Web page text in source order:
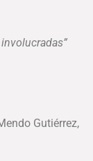
Gutiérrez,